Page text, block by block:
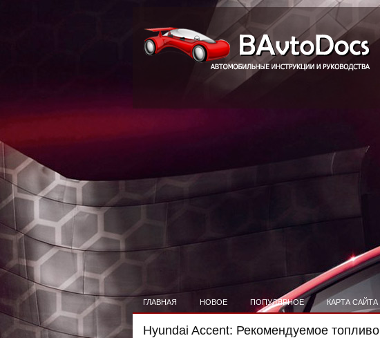
ГЛАВНАЯ НОВОЕ ПОПУЛЯРНОЕ КАРТА САЙТА
Hyundai Accent: Рекомендуемое топливо